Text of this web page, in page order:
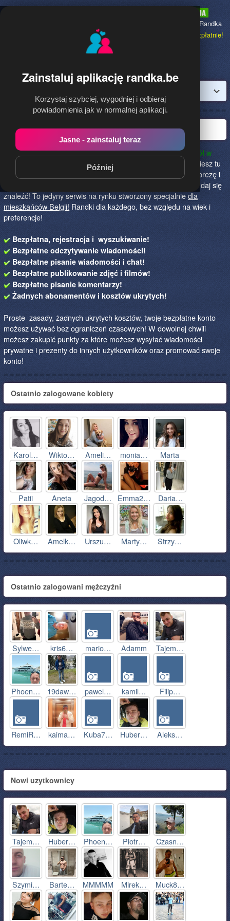
Zainstaluj aplikację randka.be
Korzystaj szybciej, wygodniej i odbieraj
powiadomienia jak w normalnej aplikacji.
Jasne - zainstaluj teraz
Później
to najpopularniejsza Randka
dla Polaków w Belgii,
dołącz bezpłatnie!
Najlepsza randka w Belgii
randka.be to najlepszy sposób na poznanie nowych przyjaciół w
Belgii!
Określ czego szukasz i skończ z samotnością! Znajdziesz tu
osoby szukające miłości lub przygody, chętne na randkę, imprezę i
spotkanie na żywo! Dołącz do nas, powiedz czego szukasz i daj się
znaleźć! To jedyny serwis na rynku stworzony specjalniedla
mieszkańców Belgii! Randki dla każdego, bez względu na wiek i
preferencje!
Bezpłatna, rejestracja i wyszukiwanie!
Bezpłatne odczytywanie wiadomości!
Bezpłatne pisanie wiadomości i chat!
Bezpłatne publikowanie zdjęć i filmów!
Bezpłatne pisanie komentarzy!
Żadnych abonamentów i kosztów ukrytych!
Proste zasady, żadnych ukrytych kosztów, twoje bezpłatne konto
możesz używać bez ograniczeń czasowych! W dowolnej chwili
możesz zakupić punkty za które możesz wysyłać wiadomości
prywatne i prezenty do innych użytkowników oraz promować swoje
konto!
Ostatnio zalogowane kobiety
Karol… Wikto… Ameli… monia… Marta
Patii Aneta Jagod… Emma2… Daria…
Oliwk… Amelk… Urszu… Marty… Strzy…
Ostatnio zalogowani mężczyźni
Sylwe… kris6… mario… Adamm Tajem…
Phoen… 19daw… pawel… kamil… Filip…
RemiR… kaima… Kuba7… Huber… Aleks…
Nowi uzytkownicy
Tajem… Huber… Phoen… Piotr… Czasn…
Szymi… Barte… MMMMM Mirek… Muck8…